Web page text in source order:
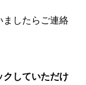
ましたらご連絡
していただけ